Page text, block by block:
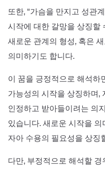
또한, "가슴을 만지고 성관
시작에 대한 갈망을 상징할
새로운 관계의 형성, 혹은
의미하기도 합니다.
이 꿈을 긍정적으로 해석하
가능성의 시작을 상징하며,
인정하고 받아들이려는 의
있습니다. 새로운 시작을
자아 수용의 필요성을 상징
다만, 부정적으로 해석할